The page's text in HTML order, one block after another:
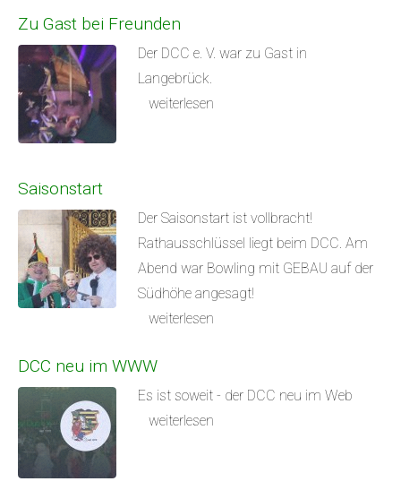
Zu Gast bei Freunden
Der DCC e. V. war zu Gast in
Langebrück.
weiterlesen
Saisonstart
Der Saisonstart ist vollbracht!
Rathausschlüssel liegt beim DCC. Am
Abend war Bowling mit GEBAU auf der
Südhöhe angesagt!
weiterlesen
DCC neu im WWW
Es ist soweit - der DCC neu im Web
weiterlesen